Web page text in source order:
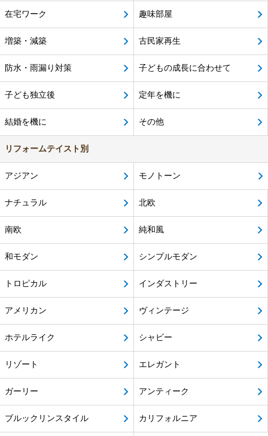
在宅ワーク 趣味部屋
増築・減築 古民家再生
防水・雨漏り対策 子どもの成長に合わせて
子ども独立後 定年を機に
結婚を機に その他
リフォームテイスト別
アジアン モノトーン
ナチュラル 北欧
南欧 純和風
和モダン シンプルモダン
トロピカル インダストリー
アメリカン ヴィンテージ
ホテルライク シャビー
リゾート エレガント
ガーリー アンティーク
ブルックリンスタイル カリフォルニア